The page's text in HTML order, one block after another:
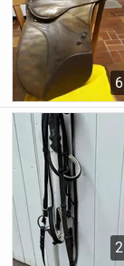
6
2